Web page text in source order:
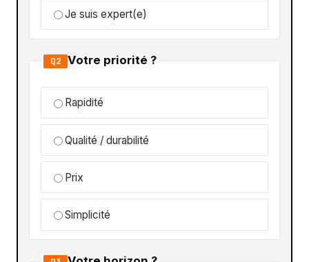
Je suis expert(e)
Q2 Votre priorité ?
Rapidité
Qualité / durabilité
Prix
Simplicité